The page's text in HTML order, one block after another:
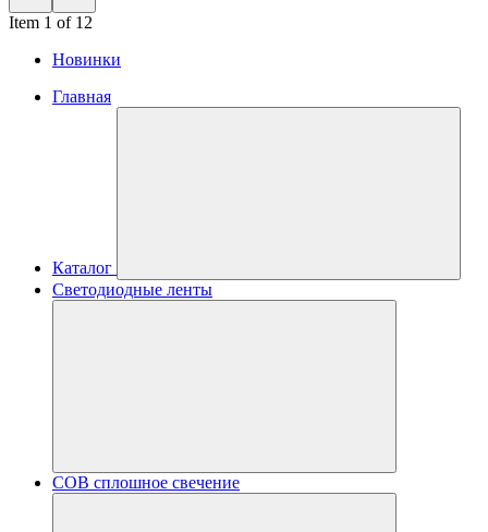
Item 1 of 12
Новинки
Главная
Каталог
Светодиодные ленты
COB сплошное свечение